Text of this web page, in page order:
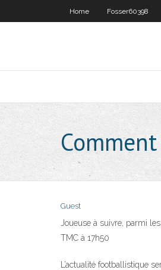
Home Fosser60398
Guest
Joueuse à suivre, parmi
TMC à 17h50
L’actualité footballistique